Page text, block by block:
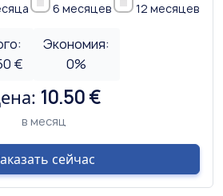
6 месяцев 12 месяцев
€
Экономия:
0%
10.50 €
в месяц
сейчас